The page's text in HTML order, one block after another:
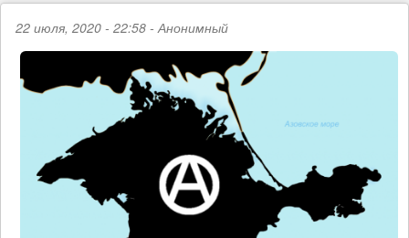
22 июля, 2020 - 22:58 -Анонимный